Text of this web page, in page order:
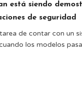
está siendo
de seguridad
de contar con un
los modelos